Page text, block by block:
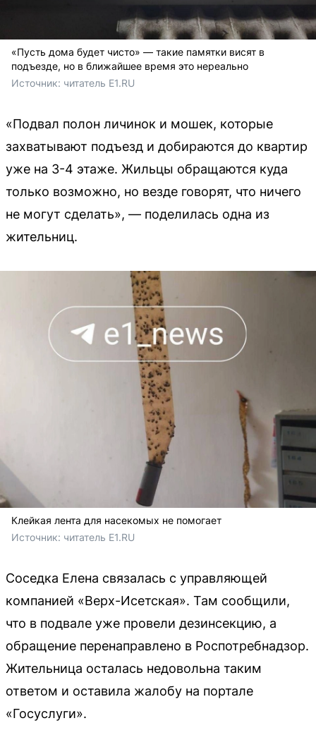
«Пусть дома будет чисто» — такие памятки висят в
подъезде, но в ближайшее время это нереально
Источник: читатель E1.RU
«Подвал полон личинок и мошек, которые
захватывают подъезд и добираются до квартир
уже на 3-4 этаже. Жильцы обращаются куда
только возможно, но везде говорят, что ничего
не могут сделать», — поделилась одна из
жительниц.
Клейкая лента для насекомых не помогает
Источник: читатель E1.RU
Соседка Елена связалась с управляющей
компанией «Верх-Исетская». Там сообщили,
что в подвале уже провели дезинсекцию, а
обращение перенаправлено в Роспотребнадзор.
Жительница осталась недовольна таким
ответом и оставила жалобу на портале
«Госуслуги».